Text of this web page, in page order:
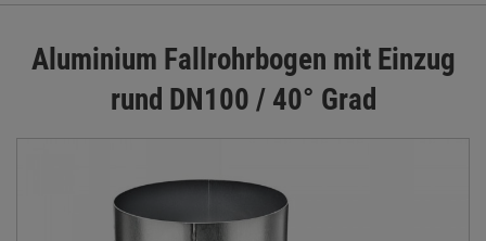
Aluminium Fallrohrbogen mit Einzug
rund DN100 / 40° Grad